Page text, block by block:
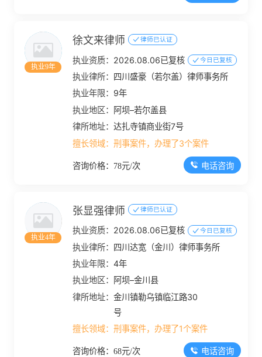
执业9年
徐文来律师 律师已认证
执业资质： 2026.08.06已复核 今日已复核
执业律所： 四川盛豪（若尔盖）律师事务所
执业年限： 9年
执业地区：
阿坝–若尔盖县
律所地址：达扎寺镇商业街7号
擅长领域：刑事案件，办理了3个案件
咨询价格：78元/次 电话咨询
执业4年
张显强律师 律师已认证
执业资质： 2026.08.06已复核 今日已复核
执业律所： 四川达宽（金川）律师事务所
执业年限：4年
执业地区：
阿坝–金川县
律所地址：金川镇勒乌镇临江路30
号
擅长领域：刑事案件，办理了1个案件
咨询价格：68元/次 电话咨询